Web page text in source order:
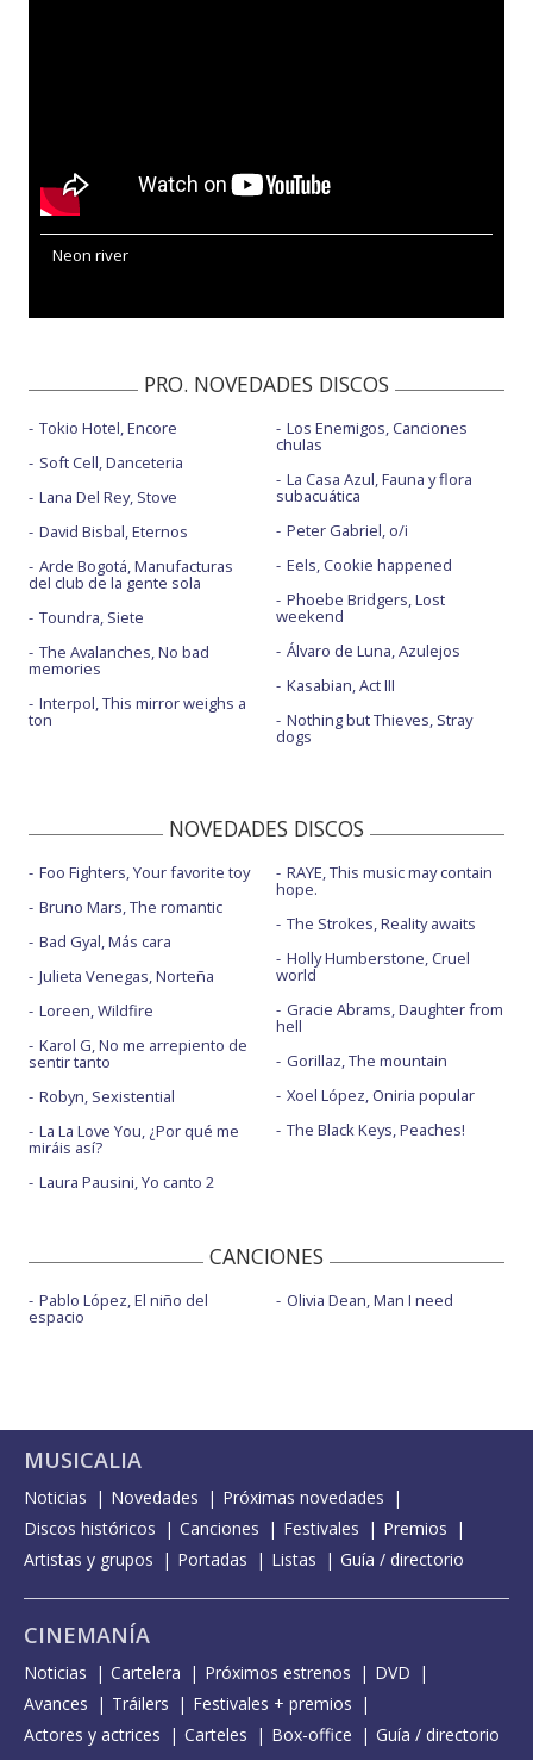
Neon river
PRO. NOVEDADES DISCOS
Tokio Hotel, Encore
Soft Cell, Danceteria
Lana Del Rey, Stove
David Bisbal, Eternos
Arde Bogotá, Manufacturas
del club de la gente sola
Toundra, Siete
The Avalanches, No bad
memories
Interpol, This mirror weighs a
ton
Los Enemigos, Canciones
chulas
La Casa Azul, Fauna y flora
subacuática
Peter Gabriel, o/i
Eels, Cookie happened
Phoebe Bridgers, Lost
weekend
Álvaro de Luna, Azulejos
Kasabian, Act III
Nothing but Thieves, Stray
dogs
NOVEDADES DISCOS
Foo Fighters, Your favorite toy
Bruno Mars, The romantic
Bad Gyal, Más cara
Julieta Venegas, Norteña
Loreen, Wildfire
Karol G, No me arrepiento de
sentir tanto
Robyn, Sexistential
La La Love You, ¿Por qué me
miráis así?
Laura Pausini, Yo canto 2
RAYE, This music may contain
hope.
The Strokes, Reality awaits
Holly Humberstone, Cruel
world
Gracie Abrams, Daughter from
hell
Gorillaz, The mountain
Xoel López, Oniria popular
The Black Keys, Peaches!
CANCIONES
Pablo López, El niño del
espacio
Olivia Dean, Man I need
MUSICALIA
Noticias Novedades
Próximas novedades
Discos históricos
Canciones Festivales
Premios
Artistas y grupos
Portadas Listas Guía / directorio
CINEMANÍA
Noticias Cartelera Próximos estrenos
DVD
Avances
Tráilers
Festivales + premios
Actores y actrices
Carteles Box-office Guía / directorio